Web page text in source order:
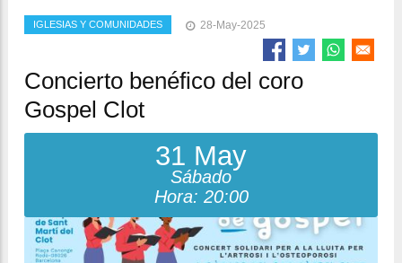
de
ayuda
la
navegación
IGLESIAS Y COMUNIDADES 28-May-2025
Concierto benéfico del coro
Gospel Clot
31 May
Sábado
Hora: 20:00